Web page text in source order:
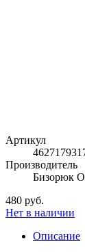
Артикул
Производитель
Бизорюк
480 руб.
Нет в наличии
Описание